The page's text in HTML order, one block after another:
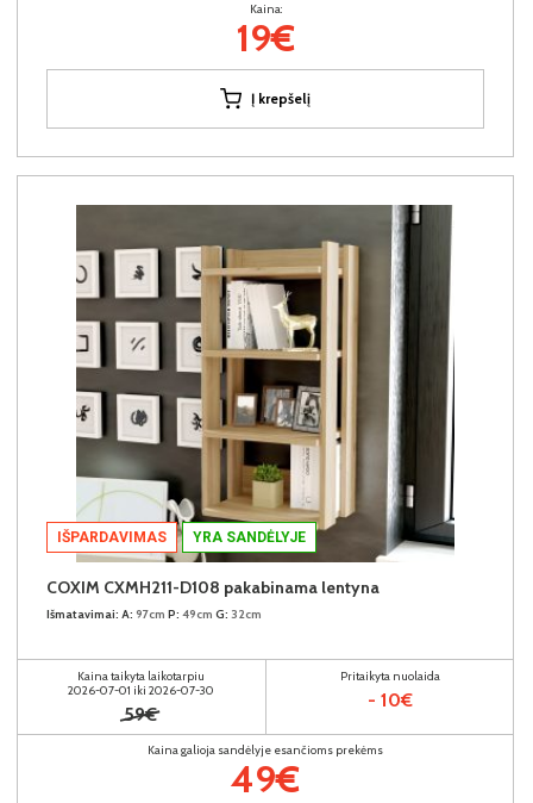
Kaina:
19€
Į krepšelį
IŠPARDAVIMAS YRA SANDĖLYJE
COXIM CXMH211-D108 pakabinama lentyna
Išmatavimai: A: 97cm P: 49cm G: 32cm
Kaina taikyta laikotarpiu
2026-07-01 iki 2026-07-30
59€
Pritaikyta nuolaida
- 10€
Kaina galioja sandėlyje esančioms prekėms
49€